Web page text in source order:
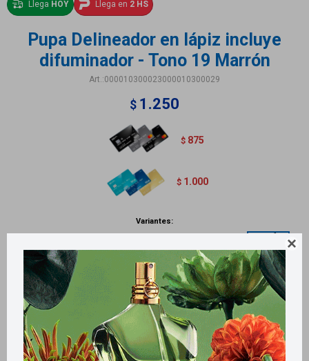

Llega HOY Llega en 2 HS
Pupa Delineador en lápiz incluye
difuminador - Tono 19 Marrón
000010300023000010300029
$ 1.250
$ 875
$ 1.000
Variantes:
Métodos y costos de envío
Retiros gratuitos en tiendas